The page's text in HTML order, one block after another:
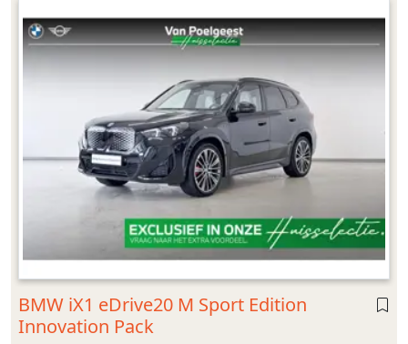
BMW iX1 eDrive20 M Sport Edition
Innovation Pack